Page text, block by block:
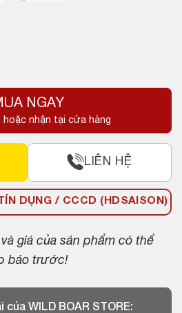
NGAY
hoặc nhận tại cửa hàng
LIÊN HỆ
DỤNG / CCCD (HDSAISON)
giá của sản phẩm có thể
báo trước!
của WILD BOAR STORE: